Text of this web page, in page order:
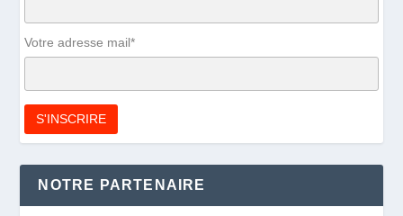
Votre adresse mail*
NOTRE PARTENAIRE